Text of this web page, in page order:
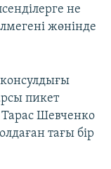
не
жөнінде
пикет
Шевченко
тағы бір